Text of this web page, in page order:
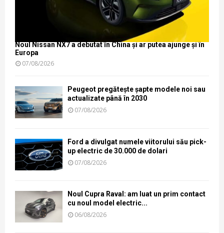
Noul Nissan NX7 a debutat în China și ar putea ajunge și în
Europa
07/08/2026
Peugeot pregătește șapte modele noi sau
actualizate până în 2030
07/08/2026
Ford a divulgat numele viitorului său pick-
up electric de 30.000 de dolari
07/08/2026
Noul Cupra Raval: am luat un prim contact
cu noul model electric...
06/08/2026